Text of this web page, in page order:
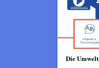
Die Umwelt